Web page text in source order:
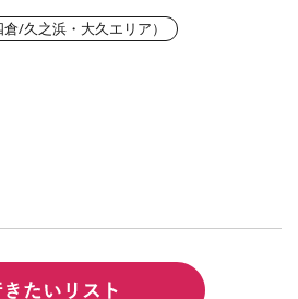
/久之浜・大久エリア）